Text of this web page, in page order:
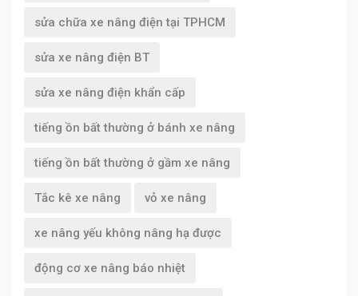
sửa chữa xe nâng điện tại TPHCM
sửa xe nâng điện BT
sửa xe nâng điện khẩn cấp
tiếng ồn bất thường ở bánh xe nâng
tiếng ồn bất thường ở gầm xe nâng
Tắc kê xe nâng vỏ xe nâng
xe nâng yếu không nâng hạ được
động cơ xe nâng báo nhiệt